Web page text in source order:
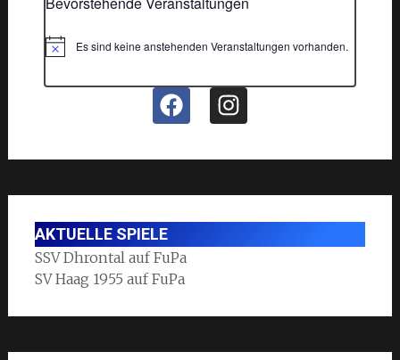
HinweisEs sind keine anstehenden Veranstaltungen vorhanden.
AKTUELLE SPIELE
SSV Dhrontal auf FuPa
SV Haag 1955 auf FuPa